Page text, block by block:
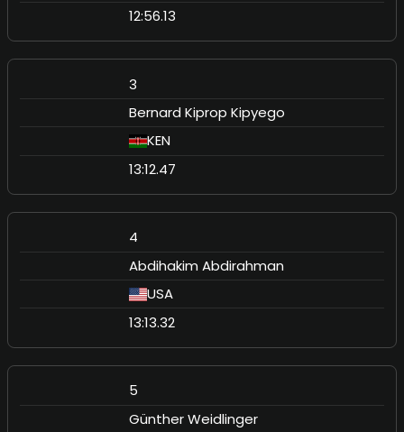
12:56.13
3
Bernard Kiprop Kipyego
KEN
13:12.47
4
Abdihakim Abdirahman
USA
13:13.32
5
Günther Weidlinger